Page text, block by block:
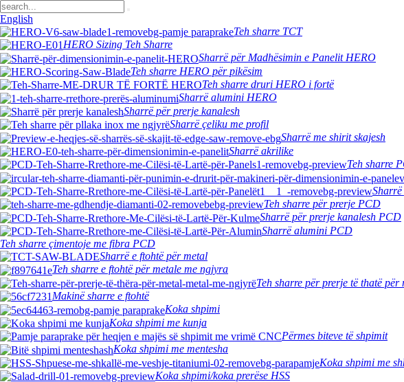
English
Teh sharre TCT
HERO Sizing Teh Sharre
Sharrë për Madhësimin e Panelit HERO
Teh sharre HERO për pikësim
Teh sharre druri HERO i fortë
Sharrë alumini HERO
Sharrë për prerje kanalesh
Sharrë çeliku me profil
Sharrë me shirit skajesh
Sharrë akrilike
Teh sharre
Teh sharre për prerje PCD
Sharrë për prerje kanalesh PCD
Sharrë alumini PCD
Teh sharre çimentoje me fibra PCD
Sharrë e ftohtë për metal
Teh sharre e ftohtë për metale me ngjyra
Teh sharre për prerje të thatë për
Makinë sharre e ftohtë
Koka shpimi
Koka shpimi me kunja
Përmes biteve të shpimit
Koka shpimi me mentesha
Koka shpimi me
Koka shpimi/koka prerëse HSS